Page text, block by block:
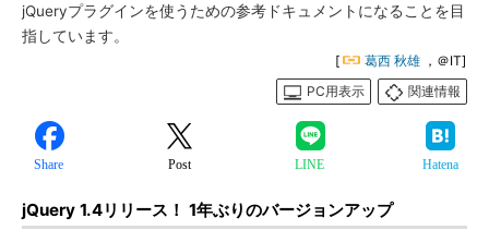
jQueryプラグインを使うための参考ドキュメントになることを目
指しています。
[ 葛西 秋雄 ，＠IT]
PC用表示
関連情報
Share Post LINE Hatena
jQuery 1.4リリース！ 1年ぶりのバージョンアップ